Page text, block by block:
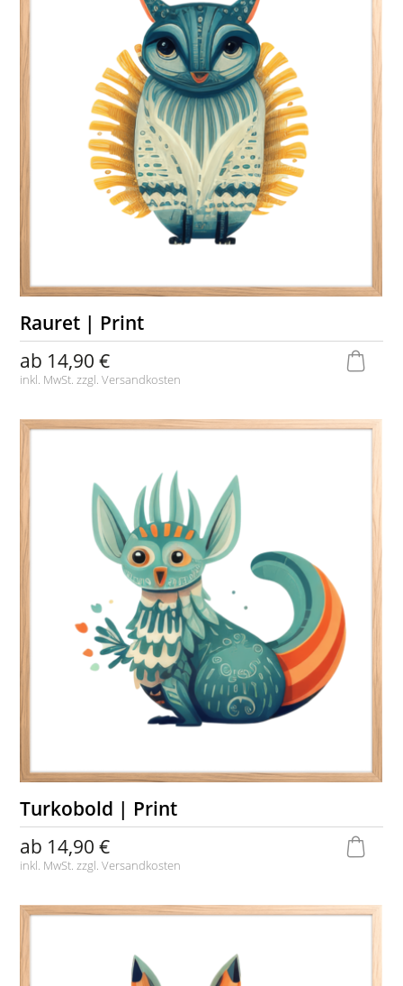
Rauret | Print
ab 14,90 €
inkl. MwSt. zzgl.Versandkosten
Turkobold | Print
ab 14,90 €
inkl. MwSt. zzgl.Versandkosten